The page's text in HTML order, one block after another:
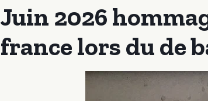
Juin 2026
france lors du de